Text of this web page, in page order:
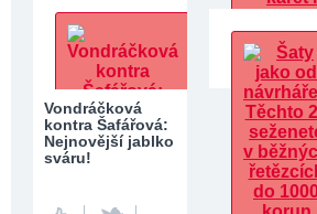
Vondráčková
kontra Šafářová:
Nejnovější jablko
sváru!